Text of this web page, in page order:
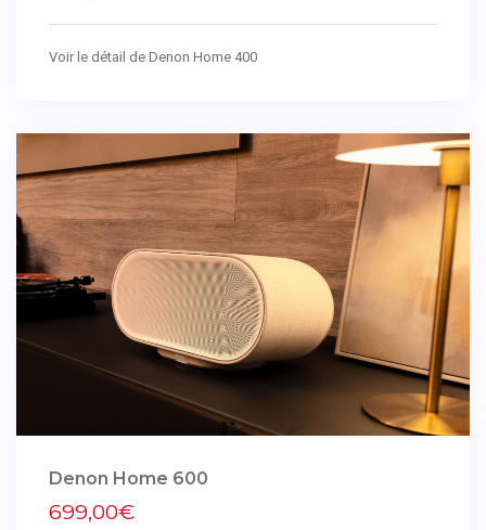
Voir le détail de Denon Home 400
Denon Home 600
699,00€